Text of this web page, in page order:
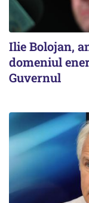
Ilie Bolojan,
domeniul
Guvernul